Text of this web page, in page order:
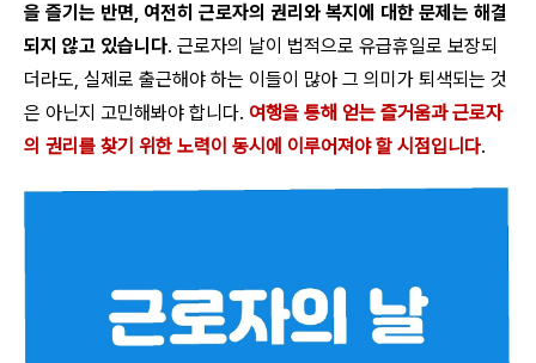
을 즐기는 반면, 여전히 근로자의 권리와 복지에 대한 문제는 해결
되지 않고 있습니다. 근로자의 날이 법적으로 유급휴일로 보장되
더라도, 실제로 출근해야 하는 이들이 많아 그 의미가 퇴색되는 것
은 아닌지 고민해봐야 합니다. 여행을 통해 얻는 즐거움과 근로자
의 권리를 찾기 위한 노력이 동시에 이루어져야 할 시점입니다.